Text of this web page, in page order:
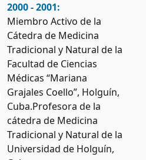
2000 - 2001:
Miembro Activo de la
Cátedra de Medicina
Tradicional y Natural de la
Facultad de Ciencias
Médicas “Mariana
Grajales Coello”, Holguín,
Cuba.Profesora de la
cátedra de Medicina
Tradicional y Natural de la
Universidad de Holguín,